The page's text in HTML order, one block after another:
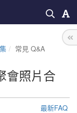
常見 Q&A
會照片合
最新FAQ